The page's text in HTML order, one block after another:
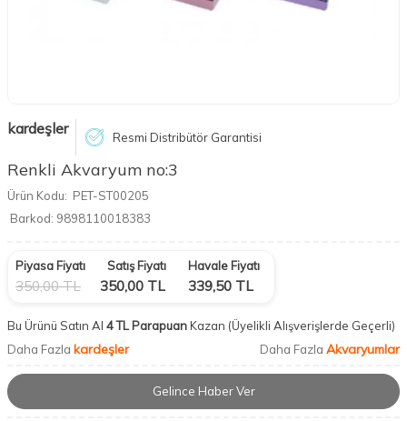
kardeşler Resmi Distribütör Garantisi
Renkli Akvaryum no:3
Ürün Kodu: PET-ST00205
Barkod: 9898110018383
Piyasa Fiyatı
350,00TL
Satış Fiyatı
350,00 TL
Havale Fiyatı
339,50 TL
Bu Ürünü Satın Al 4 TL ParapuanKazan (Üyelikli Alışverişlerde Geçerli)
Daha Fazla kardeşler Daha Fazla Akvaryumlar
Gelince Haber Ver